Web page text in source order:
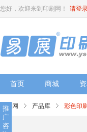
您好，欢迎来到印刷网！ 请登
首页 商城
印刷网 产品库 彩色印
推
广
咨